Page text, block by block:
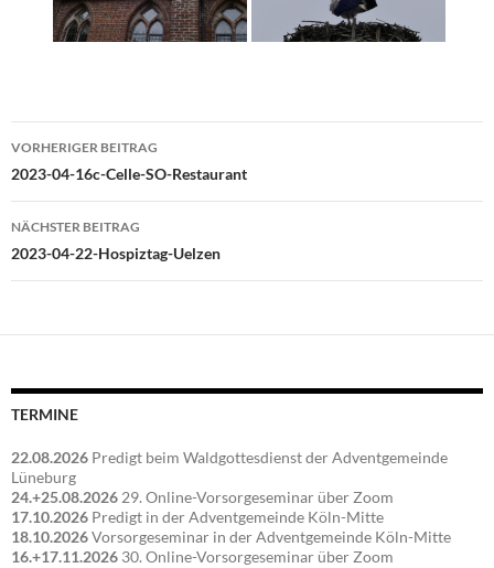
Beitragsnavigation
VORHERIGER BEITRAG
2023-04-16c-Celle-SO-Restaurant
NÄCHSTER BEITRAG
2023-04-22-Hospiztag-Uelzen
TERMINE
22.08.2026 Predigt beim Waldgottesdienst der Adventgemeinde
Lüneburg
24.+25.08.2026 29. Online-Vorsorgeseminar über Zoom
17.10.2026 Predigt in der Adventgemeinde Köln-Mitte
18.10.2026Vorsorgeseminar in der Adventgemeinde Köln-Mitte
16.+17.11.2026 30. Online-Vorsorgeseminar über Zoom